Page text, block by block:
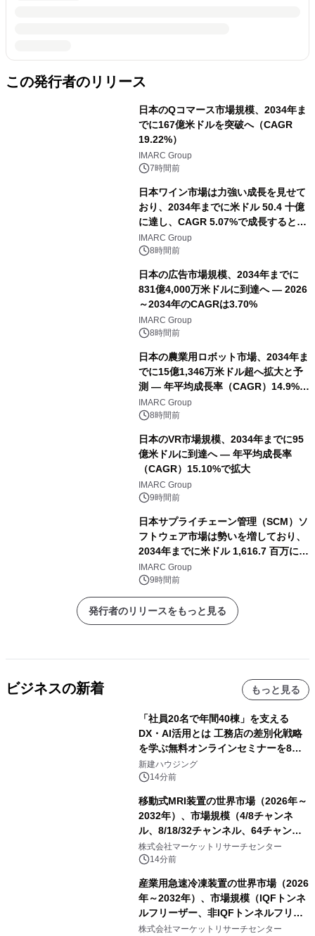
この発行者のリリース
日本のQコマース市場規模、2034年ま
でに167億米ドルを突破へ（CAGR
19.22%）
IMARC Group
7時間前
日本ワイン市場は力強い成長を見せて
おり、2034年までに米ドル 50.4 十億
に達し、CAGR 5.07%で成長すると予
測
IMARC Group
8時間前
日本の広告市場規模、2034年までに
831億4,000万米ドルに到達へ ― 2026
～2034年のCAGRは3.70%
IMARC Group
8時間前
日本の農業用ロボット市場、2034年ま
でに15億1,346万米ドル超へ拡大と予
測 ― 年平均成長率（CAGR）14.9%を
記録
IMARC Group
8時間前
日本のVR市場規模、2034年までに95
億米ドルに到達へ ― 年平均成長率
（CAGR）15.10%で拡大
IMARC Group
9時間前
日本サプライチェーン管理（SCM）ソ
フトウェア市場は勢いを増しており、
2034年までに米ドル 1,616.7 百万に達
し、CAGR 3.42%で成長すると予測
IMARC Group
9時間前
発行者のリリースをもっと見る
ビジネスの新着 もっと見る
「社員20名で年間40棟」を支える
DX・AI活用とは 工務店の差別化戦略
を学ぶ無料オンラインセミナーを8月
20日に開催
新建ハウジング
14分前
移動式MRI装置の世界市場（2026年～
2032年）、市場規模（4/8チャンネ
ル、8/18/32チャンネル、64チャンネ
ル）・分析レポートを発表
株式会社マーケットリサーチセンター
14分前
産業用急速冷凍装置の世界市場（2026
年～2032年）、市場規模（IQFトンネ
ルフリーザー、非IQFトンネルフリー
ザー、スパイラルフリーザー、プレー
株式会社マーケットリサーチセンター